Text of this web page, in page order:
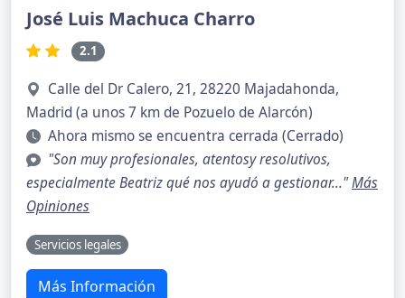
José Luis Machuca Charro
2.1
Calle del Dr Calero, 21, 28220 Majadahonda,
Madrid (a unos 7 km de Pozuelo de Alarcón)
Ahora mismo se encuentra cerrada (Cerrado)
"Son muy profesionales, atentosy resolutivos,
especialmente Beatriz qué nos ayudó a gestionar..."Más
Opiniones
Servicios legales
Más Información